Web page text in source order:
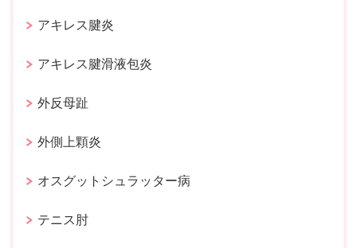
アキレス腱炎
アキレス腱滑液包炎
外反母趾
外側上顆炎
オスグットシュラッター病
テニス肘